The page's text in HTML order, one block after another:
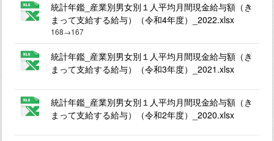
統計年鑑_産業別男女別１人平均月間現金給与額（き
まって支給する給与）（令和4年度）_2022.xlsx
168→167
統計年鑑_産業別男女別１人平均月間現金給与額（き
まって支給する給与）（令和3年度）_2021.xlsx
統計年鑑_産業別男女別１人平均月間現金給与額（き
まって支給する給与）（令和2年度）_2020.xlsx